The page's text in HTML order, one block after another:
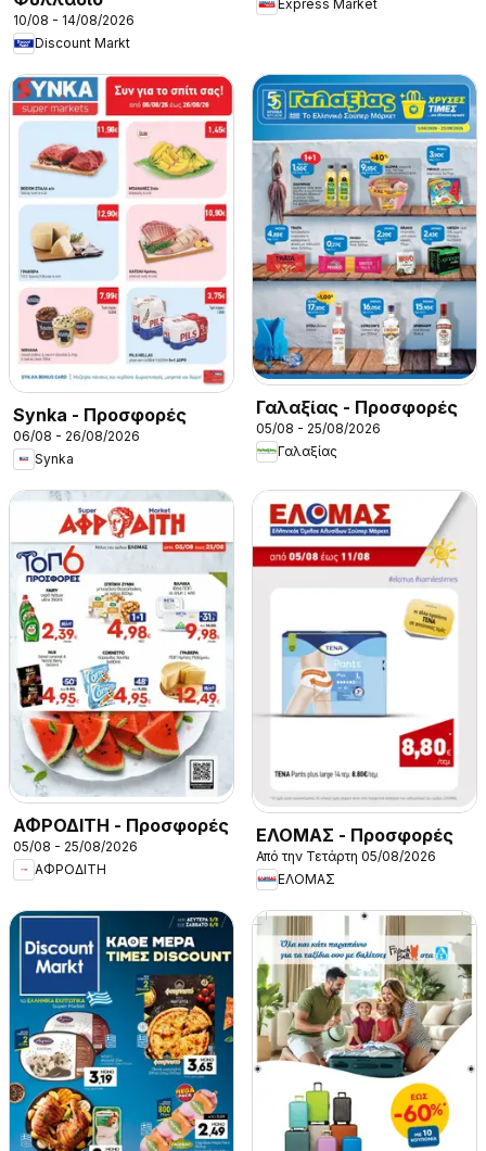
10/08 - 14/08/2026
Discount Markt
Express Market
Synka - Προσφορές
06/08 - 26/08/2026
Synka
Γαλαξίας - Προσφορές
05/08 - 25/08/2026
Γαλαξίας
ΑΦΡΟΔΙΤΗ - Προσφορές
05/08 - 25/08/2026
ΑΦΡΟΔΙΤΗ
ΕΛΟΜΑΣ - Προσφορές
Από την Τετάρτη 05/08/2026
ΕΛΟΜΑΣ